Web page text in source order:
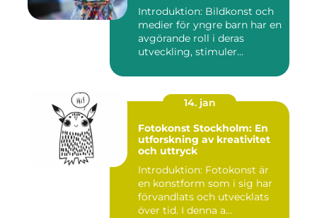
Introduktion: Bildkonst och
medier för yngre barn har en
avgörande roll i deras
utveckling, stimuler...
14. jan
Fotokonst Stockholm: En
utforskning av kreativitet
och uttryck
Introduktion: Fotokonst är
en konstform som i sig har
förvandlats och utvecklats
över tid. I denna a...